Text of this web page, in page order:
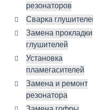
резонаторов
Сварка
Замена прокладки
глушителей
Установка
пламегасителей
Замена и ремонт
резонатора